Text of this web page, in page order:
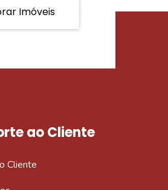
Imóveis
ao Cliente
Cliente